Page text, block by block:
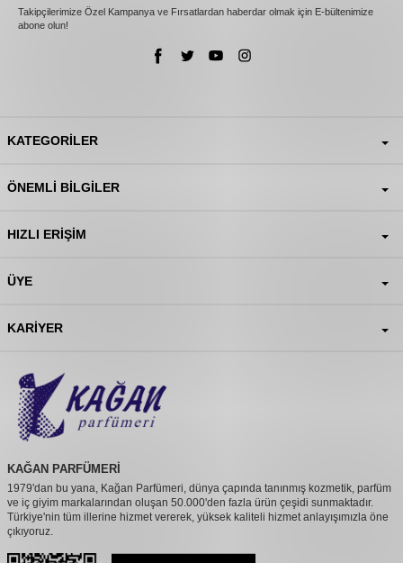
Takipçilerimize Özel Kampanya ve Fırsatlardan haberdar olmak için E-bültenimize
abone olun!
KATEGORILER
ÖNEMLI BILGILER
HIZLI ERIŞIM
ÜYE
KARIYER
KAĞAN PARFÜMERİ
1979'dan bu yana, Kağan Parfümeri, dünya çapında tanınmış kozmetik, parfüm
ve iç giyim markalarından oluşan 50.000'den fazla ürün çeşidi sunmaktadır.
Türkiye'nin tüm illerine hizmet vererek, yüksek kaliteli hizmet anlayışımızla öne
çıkıyoruz.